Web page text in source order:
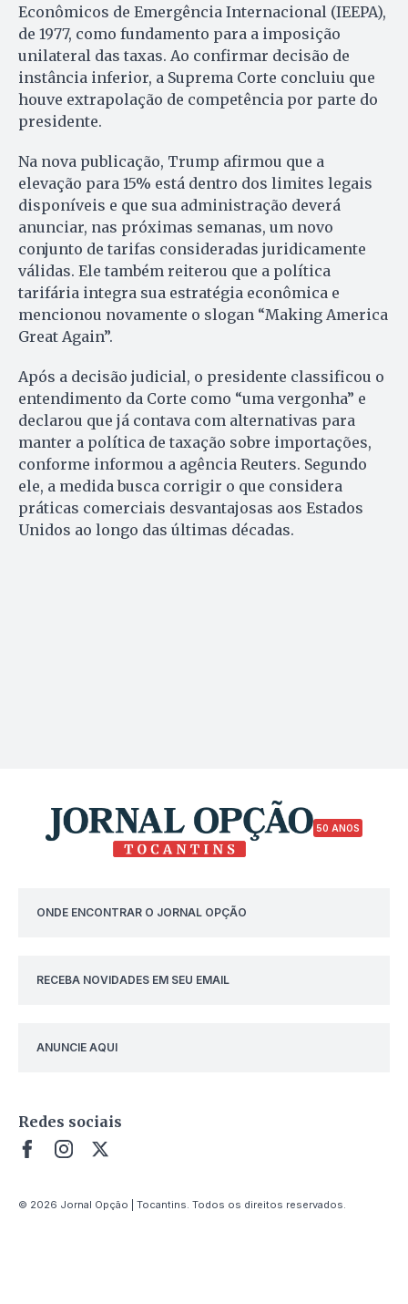
Econômicos de Emergência Internacional (IEEPA),
de 1977, como fundamento para a imposição
unilateral das taxas. Ao confirmar decisão de
instância inferior, a Suprema Corte concluiu que
houve extrapolação de competência por parte do
presidente.
Na nova publicação, Trump afirmou que a
elevação para 15% está dentro dos limites legais
disponíveis e que sua administração deverá
anunciar, nas próximas semanas, um novo
conjunto de tarifas consideradas juridicamente
válidas. Ele também reiterou que a política
tarifária integra sua estratégia econômica e
mencionou novamente o slogan “Making America
Great Again”.
Após a decisão judicial, o presidente classificou o
entendimento da Corte como “uma vergonha” e
declarou que já contava com alternativas para
manter a política de taxação sobre importações,
conforme informou a agência Reuters. Segundo
ele, a medida busca corrigir o que considera
práticas comerciais desvantajosas aos Estados
Unidos ao longo das últimas décadas.
50 ANOS
ONDE ENCONTRAR O JORNAL OPÇÃO
RECEBA NOVIDADES EM SEU EMAIL
ANUNCIE AQUI
Redes sociais
© 2026 Jornal Opção | Tocantins. Todos os direitos reservados.